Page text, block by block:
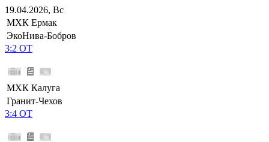
19.04.2026, Вс
МХК Ермак
ЭкоНива-Бобров
3:2 ОТ
МХК Калуга
Гранит-Чехов
3:4 ОТ